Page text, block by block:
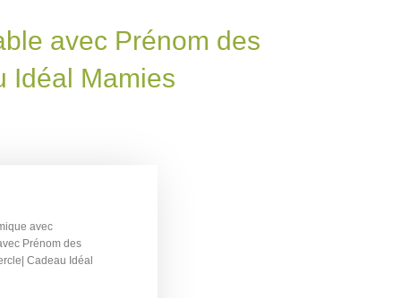
avec Prénom des
Idéal Mamies
avec
Prénom des
Cadeau Idéal